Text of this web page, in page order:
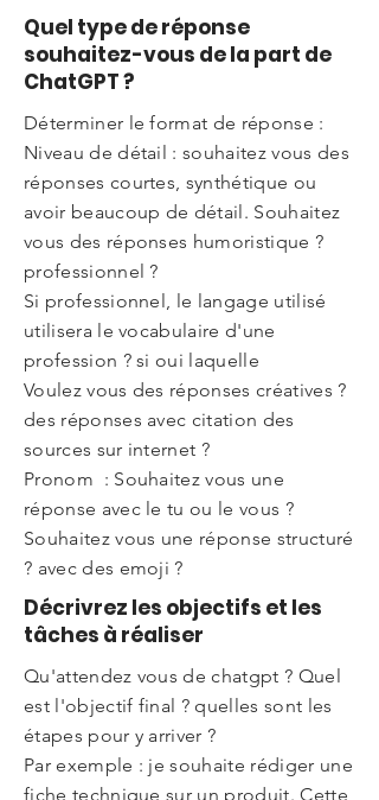
Quel type de réponse
souhaitez-vous de la part de
ChatGPT ?
Déterminer le format de réponse :
Niveau de détail : souhaitez vous des
réponses courtes, synthétique ou
avoir beaucoup de détail. Souhaitez
vous des réponses humoristique ?
professionnel ?
Si professionnel, le langage utilisé
utilisera le vocabulaire d'une
profession ? si oui laquelle
Voulez vous des réponses créatives ?
des réponses avec citation des
sources sur internet ?
Pronom : Souhaitez vous une
réponse avec le tu ou le vous ?
Souhaitez vous une réponse structuré
? avec des emoji ?
Décrivrez les objectifs et les
tâches à réaliser
Qu'attendez vous de chatgpt ? Quel
est l'objectif final ? quelles sont les
étapes pour y arriver ?
Par exemple : je souhaite rédiger une
fiche technique sur un produit. Cette